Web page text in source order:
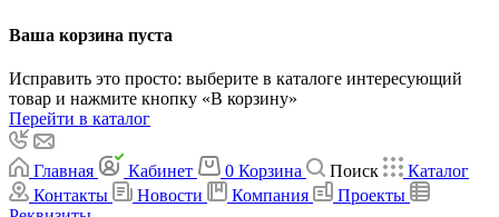
Ваша корзина пуста
Исправить это просто: выберите в каталоге интересующий
товар и нажмите кнопку «В корзину»
Перейти в каталог
Главная Кабинет 0 Корзина Поиск
Каталог
Контакты
Новости Компания
Проекты